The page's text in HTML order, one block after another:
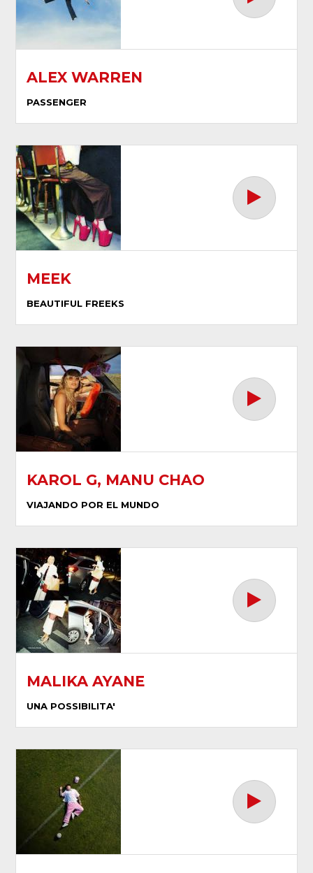
ALEX WARREN
PASSENGER
MEEK
BEAUTIFUL FREEKS
KAROL G, MANU CHAO
VIAJANDO POR EL MUNDO
MALIKA AYANE
UNA POSSIBILITA'